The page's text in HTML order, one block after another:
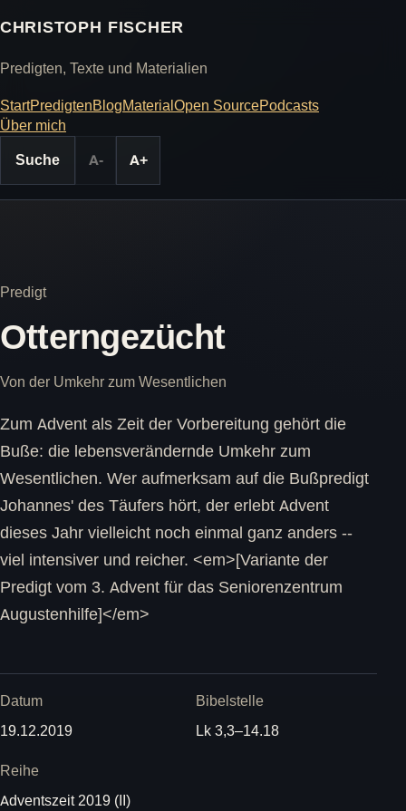
CHRISTOPH FISCHER
Predigten, Texte und Materialien
StartPredigtenBlogMaterialOpen SourcePodcasts
Über mich
Suche
A- A+
Predigt
Otterngezücht
Von der Umkehr zum Wesentlichen
Zum Advent als Zeit der Vorbereitung gehört die
Buße: die lebensverändernde Umkehr zum
Wesentlichen. Wer aufmerksam auf die Bußpredigt
Johannes' des Täufers hört, der erlebt Advent
dieses Jahr vielleicht noch einmal ganz anders --
viel intensiver und reicher. <em>[Variante der
Predigt vom 3. Advent für das Seniorenzentrum
Augustenhilfe]</em>
Datum
19.12.2019
Bibelstelle
Lk 3,3–14.18
Reihe
Adventszeit 2019 (II)